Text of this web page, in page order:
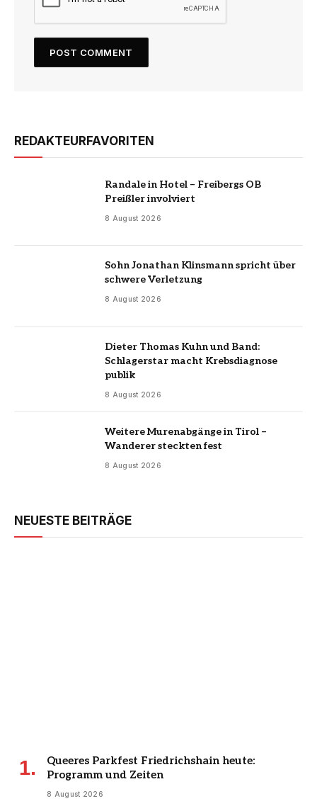
REDAKTEURFAVORITEN
Randale in Hotel – Freibergs OB
Preißler involviert
8 August 2026
Sohn Jonathan Klinsmann spricht über
schwere Verletzung
8 August 2026
Dieter Thomas Kuhn und Band:
Schlagerstar macht Krebsdiagnose
publik
8 August 2026
Weitere Murenabgänge in Tirol –
Wanderer steckten fest
8 August 2026
NEUESTE BEITRÄGE
Queeres Parkfest Friedrichshain heute:
Programm und Zeiten
8 August 2026